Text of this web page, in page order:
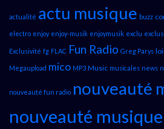
actualité actu musique buzz
electro enjoy enjoy-musik enjoymusik exclu
Exclusivité fg FLAC Fun Radio Greg Parys
Megaupload mico MP3 Music musicales news
nouveauté fun radio nouveauté
nouveauté musique